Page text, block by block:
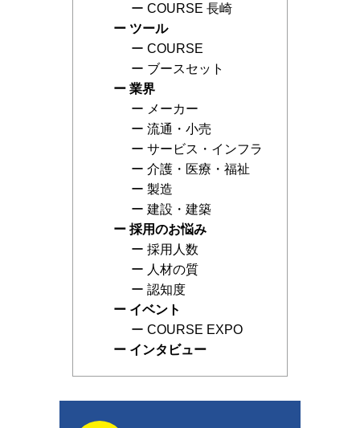
COURSE 長崎
ツール
COURSE
ブースセット
業界
メーカー
流通・小売
サービス・インフラ
介護・医療・福祉
製造
建設・建築
採用のお悩み
採用人数
人材の質
認知度
イベント
COURSE EXPO
インタビュー